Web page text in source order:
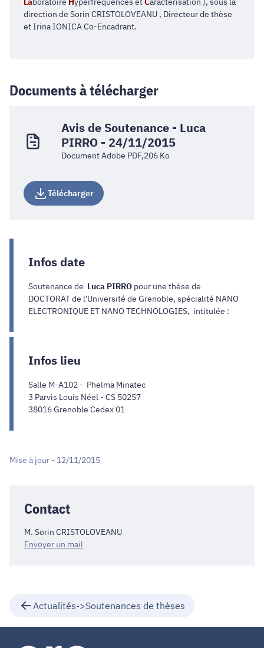
direction de Sorin CRISTOLOVEANU , Directeur de thèse
et Irina IONICA Co-Encadrant.
Documents à télécharger
Avis de Soutenance - Luca
PIRRO - 24/11/2015
Document Adobe PDF,206 Ko
Télécharger
Infos date
Soutenance de Luca PIRRO pour une thèse de
DOCTORAT de l'Université de Grenoble, spécialité NANO
ELECTRONIQUE ET NANO TECHNOLOGIES, intitulée :
Infos lieu
Salle M-A102 - Phelma Minatec
3 Parvis Louis Néel - CS 50257
38016 Grenoble Cedex 01
Mise à jour - 12/11/2015
Contact
M. Sorin CRISTOLOVEANU
Envoyer un mail
Actualités->Soutenances de thèses